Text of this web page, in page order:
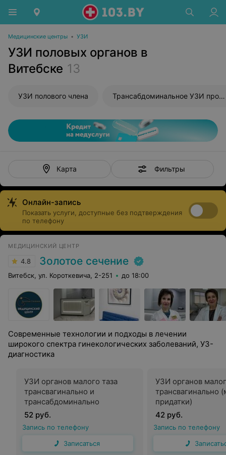
Медицинские центры • УЗИ
УЗИ половых органов в
Витебске 13
УЗИ полового члена Трансабдоминальное УЗИ простаты
Карта Фильтры
Онлайн-запись
Показать услуги, доступные без подтверждения
по телефону
МЕДИЦИНСКИЙ ЦЕНТР
4.8 Золотое сечение
Витебск, ул. Короткевича, 2-251 до 18:00
Современные технологии и подходы в лечении
широкого спектра гинекологических заболеваний, УЗ-
диагностика
УЗИ органов малого таза
трансвагинально и
трансабдоминально
52 руб.
Запись по телефону
Записаться
УЗИ органов
трансвагинально
придатки)
42 руб.
Запись по телефону